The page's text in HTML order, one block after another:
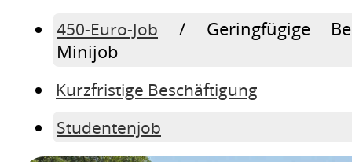
450-Euro-Job / Geringfügige
Minijob
Kurzfristige Beschäftigung
Studentenjob